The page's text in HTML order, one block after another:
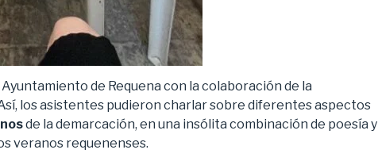
de Requena con la colaboración de la
los asistentes pudieron charlar sobre diferentes aspectos
de la demarcación, en una insólita combinación de poesía y
veranos requenenses.